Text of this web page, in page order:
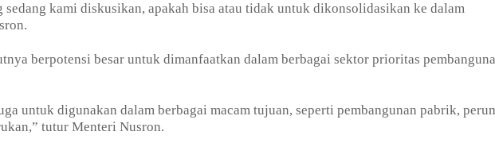
sedang kami diskusikan, apakah bisa atau tidak untuk dikonsolidasikan ke dalam
berpotensi besar untuk dimanfaatkan dalam berbagai sektor prioritas
untuk digunakan dalam berbagai macam tujuan, seperti pembangunan pabrik,
tutur Menteri Nusron.